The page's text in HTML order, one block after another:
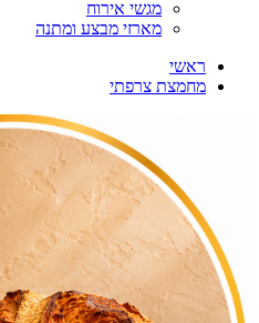
מגשי אירוח
מארזי מבצע ומתנה
ראשי
מחמצת צרפתי